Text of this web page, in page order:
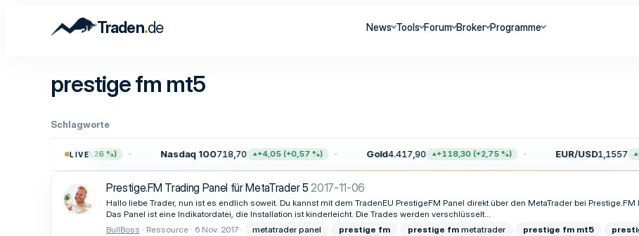
Traden.de News Tools Forum Broker Programme
prestige fm mt5
Schlagworte
LIVE
+19,71 (+0,26 %) Nasdaq 100718,70 +4,05 (+0,57 %) Gold4.417,90 +118,30 (+2,75 %) EUR/USD1,1557
Prestige.FM Trading Panel für MetaTrader 5 2017-11-06
Hallo liebe Trader, nun ist es endlich soweit. Du kannst mit dem TradenEU PrestigeFM Panel direkt über den MetaTrader bei
Das Panel ist eine Indikatordatei, die Installation ist kinderleicht. Die Trades werden verschlüsselt...
BullBoss
Ressource 6 Nov. 2017 metatrader panel prestige fm prestige fm metatrader prestige fm mt5